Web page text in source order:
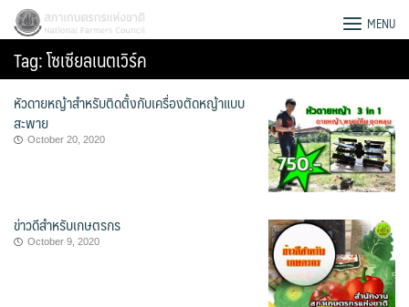
Skip
content
สภาเกษตรกรแห่งชาติ MENU
Tag:โซเซียลเนตเวิร์ค
หัวดายหญ้าสำหรับติดตั้งกับเครื่องตัดหญ้าแบบ
สะพาย
October 20, 2020
ข่าวดีสำหรับเกษตรกร
October 9, 2020